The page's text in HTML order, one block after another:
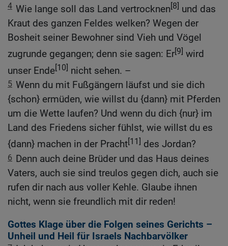
4 Wie lange soll das Land vertrocknen[8] und das
Kraut des ganzen Feldes welken? Wegen der
Bosheit seiner Bewohner sind Vieh und Vögel
zugrunde gegangen; denn sie sagen: Er[9] wird
unser Ende[10] nicht sehen. –
5 Wenn du mit Fußgängern läufst und sie dich
{schon} ermüden, wie willst du {dann} mit Pferden
um die Wette laufen? Und wenn du dich {nur} im
Land des Friedens sicher fühlst, wie willst du es
{dann} machen in der Pracht[11] des Jordan?
6 Denn auch deine Brüder und das Haus deines
Vaters, auch sie sind treulos gegen dich, auch sie
rufen dir nach aus voller Kehle. Glaube ihnen
nicht, wenn sie freundlich mit dir reden!
Gottes Klage über die Folgen seines Gerichts –
Unheil und Heil für Israels Nachbarvölker